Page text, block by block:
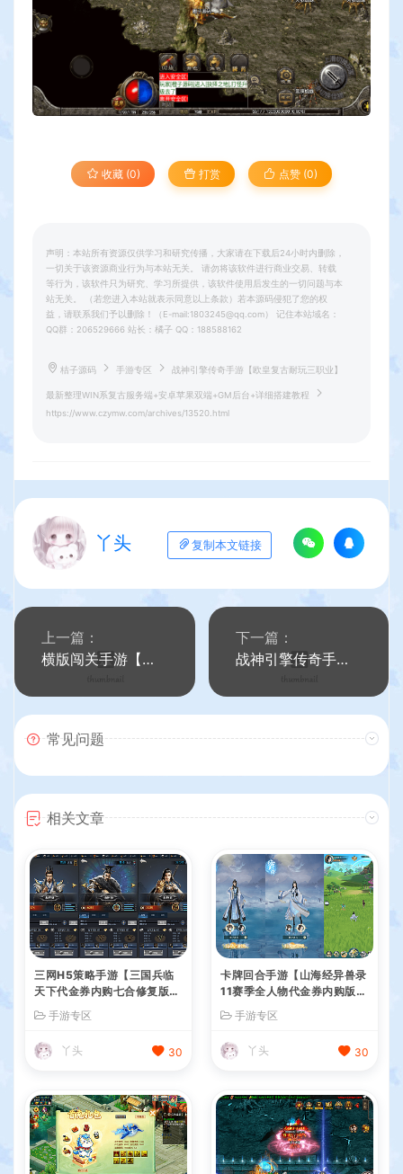
收藏 (0) 打赏 点赞 (0)
声明：本站所有资源仅供学习和研究传播，大家请在下载后24小时内删除，
一切关于该资源商业行为与本站无关。 请勿将该软件进行商业交易、转载
等行为，该软件只为研究、学习所提供，该软件使用后发生的一切问题与本
站无关。 （若您进入本站就表示同意以上条款）若本源码侵犯了您的权
益，请联系我们予以删除！（E-mail:1803245@qq.com） 记住本站域名：
QQ群：206529666 站长：橘子 QQ：188588162
桔子源码 手游专区 战神引擎传奇手游【欧皇复古耐玩三职业】
最新整理WIN系复古服务端+安卓苹果双端+GM后台+详细搭建教程
https://www.czymw.com/archives/13520.html
丫头 复制本文链接
上一篇：
横版闯关手游【情怀巅峰大陆阿拉德】最新整理Linux手工服务端+全功能管理后台+GM授权后台+安卓苹果双端+详细搭建教程
下一篇：
战神引擎传奇手游【再战风云单职业六大陆】最新整理WIN系复古服务端+安卓苹果双端+GM后台+详细搭建教程
常见问题
相关文章
三网H5策略手游【三国兵临
天下代金券内购七合修复版】
最新整理单机一键即玩镜像端
+Linux手工服务端+管理后台
+GM授权后台+简易安卓客户
端+详细搭建教程+视频教程
手游专区
丫头 30
卡牌回合手游【山海经异兽录
11赛季全人物代金券内购版】
最新整理WIN系服务端+授权
GM后台+管理后台+热更修改
工具+安卓+详细搭建教程
手游专区
丫头 30